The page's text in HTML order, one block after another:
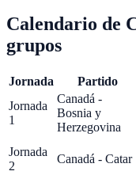
Calendario de
grupos
Jornada Partido
Jornada
1
Canadá -
Bosnia y
Herzegovina
Jornada
2
Canadá - Catar